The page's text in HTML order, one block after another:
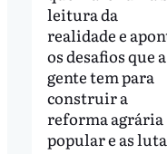
leitura da
realidade e
os desafios que a
gente tem para
construir a
reforma agrária
popular e as